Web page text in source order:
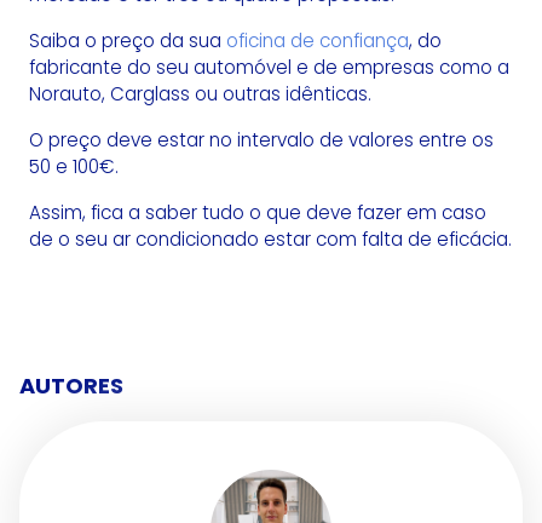
Saiba o preço da sua oficina de confiança, do
fabricante do seu automóvel e de empresas como a
Norauto, Carglass ou outras idênticas.
O preço deve estar no intervalo de valores entre os
50 e 100€.
Assim, fica a saber tudo o que deve fazer em caso
de o seu ar condicionado estar com falta de eficácia.
AUTORES